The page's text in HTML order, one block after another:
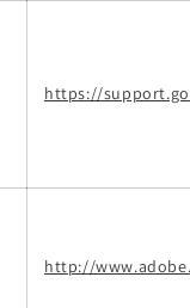
https://
http://